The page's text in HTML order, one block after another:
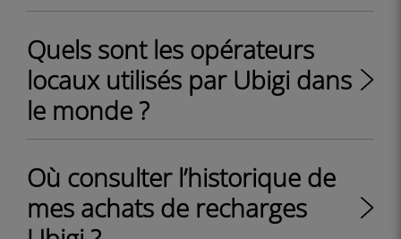
Quels sont les opérateurs
locaux utilisés par Ubigi dans
le monde ?
Où consulter l’historique de
mes achats de recharges